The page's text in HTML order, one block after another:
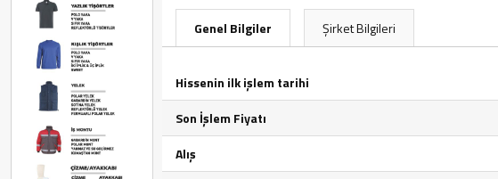
Genel Bilgiler Şirket Bilgileri
Hissenin ilk işlem tarihi
Son İşlem Fiyatı
Alış